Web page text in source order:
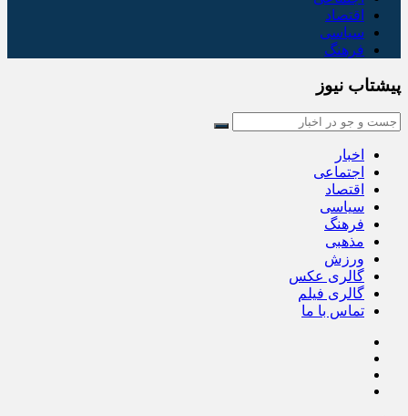
اقتصاد
سیاسی
فرهنگ
پیشتاب نیوز
اخبار
اجتماعی
اقتصاد
سیاسی
فرهنگ
مذهبی
ورزش
گالری عکس
گالری فیلم
تماس با ما